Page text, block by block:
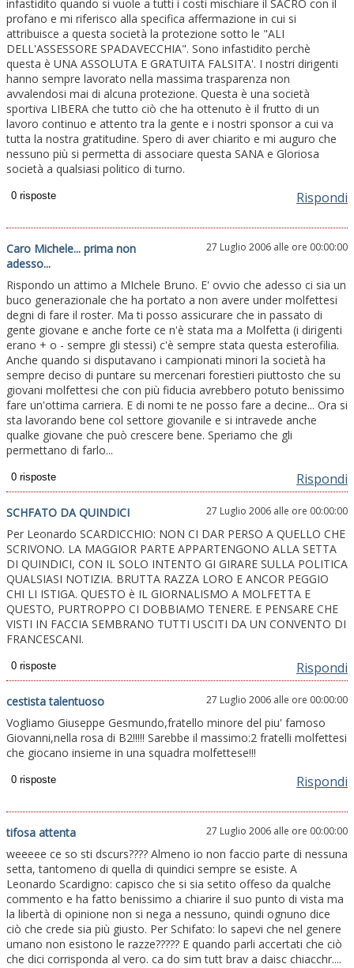
infastidito quando si vuole a tutti i costi mischiare il SACRO con il
profano e mi riferisco alla specifica affermazione in cui si
attribuisce a questa società la protezione sotto le "ALI
DELL'ASSESSORE SPADAVECCHIA". Sono infastidito perchè
questa è UNA ASSOLUTA E GRATUITA FALSITA'. I nostri dirigenti
hanno sempre lavorato nella massima trasparenza non
avvalendosi mai di alcuna protezione. Questa è una società
sportiva LIBERA che tutto ciò che ha ottenuto è il frutto di un
lavoro continuo e attento tra la gente e i nostri sponsor a cui va
tutta la nostra gratitudine. Spero di aver chiarito e mi auguro che
nessuno più si permetta di associare questa SANA e Gloriosa
società a qualsiasi politico di turno.
Rispondi
Caro Michele... prima non
adesso...
27 Luglio 2006 alle ore 00:00:00
Rispondo un attimo a MIchele Bruno. E' ovvio che adesso ci sia un
buco generazionale che ha portato a non avere under molfettesi
degni di fare il roster. Ma ti posso assicurare che in passato di
gente giovane e anche forte ce n'è stata ma a Molfetta (i dirigenti
erano + o - sempre gli stessi) c'è sempre stata questa esterofilia.
Anche quando si disputavano i campionati minori la società ha
sempre deciso di puntare su mercenari forestieri piuttosto che su
giovani molfettesi che con più fiducia avrebbero potuto benissimo
fare un'ottima carriera. E di nomi te ne posso fare a decine... Ora si
sta lavorando bene col settore giovanile e si intravede anche
qualke giovane che può crescere bene. Speriamo che gli
permettano di farlo...
Rispondi
SCHFATO DA QUINDICI 27 Luglio 2006 alle ore 00:00:00
Per Leonardo SCARDICCHIO: NON CI DAR PERSO A QUELLO CHE
SCRIVONO. LA MAGGIOR PARTE APPARTENGONO ALLA SETTA
DI QUINDICI, CON IL SOLO INTENTO GI GIRARE SULLA POLITICA
QUALSIASI NOTIZIA. BRUTTA RAZZA LORO E ANCOR PEGGIO
CHI LI ISTIGA. QUESTO è IL GIORNALISMO A MOLFETTA E
QUESTO, PURTROPPO CI DOBBIAMO TENERE. E PENSARE CHE
VISTI IN FACCIA SEMBRANO TUTTI USCITI DA UN CONVENTO DI
FRANCESCANI.
Rispondi
cestista talentuoso 27 Luglio 2006 alle ore 00:00:00
Vogliamo Giuseppe Gesmundo,fratello minore del piu' famoso
Giovanni,nella rosa di B2!!!!! Sarebbe il massimo:2 fratelli molfettesi
che giocano insieme in una squadra molfettese!!!
Rispondi
tifosa attenta 27 Luglio 2006 alle ore 00:00:00
weeeee ce so sti dscurs???? Almeno io non faccio parte di nessuna
setta, tantomeno di quella di quindici sempre se esiste. A
Leonardo Scardigno: capisco che si sia setito offeso da qualche
commento e ha fatto benissimo a chiarire il suo punto di vista ma
la libertà di opinione non si nega a nessuno, quindi ognuno dice
ciò che crede sia più giusto. Per Schifato: lo sapevi che nel genere
umano non esistono le razze????? E quando parli accertati che ciò
che dici corrisponda al vero. ca do sim tutt brav a daisc chiacchr....